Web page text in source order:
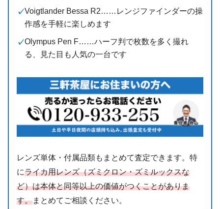
Voigtlander Bessa R2……レンジファインダーの操
作感を手軽に楽しめます
Olympus Pen F……ハーフ判で枚数を多く撮れ
る、見た目も人気の一台です
レンズ単体・付属品類もまとめて査定できます。特
にライカ用レンズ（ズミクロン・ズミルックスな
ど）は本体と同等以上の価値がつくことがありま
す。まとめてご相談ください。